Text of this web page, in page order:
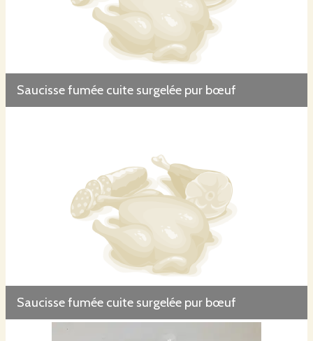
Saucisse fumée cuite surgelée pur bœuf
Saucisse fumée cuite surgelée pur bœuf